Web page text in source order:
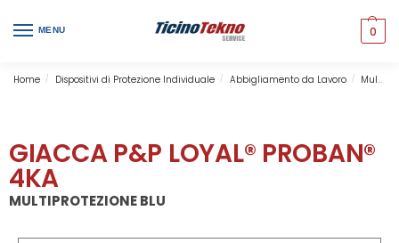
MENU 0
Home / Dispositivi di Protezione Individuale / Abbigliamento da Lavoro / Multinorma
GIACCA P&P LOYAL® PROBAN®
4KA
MULTIPROTEZIONE BLU